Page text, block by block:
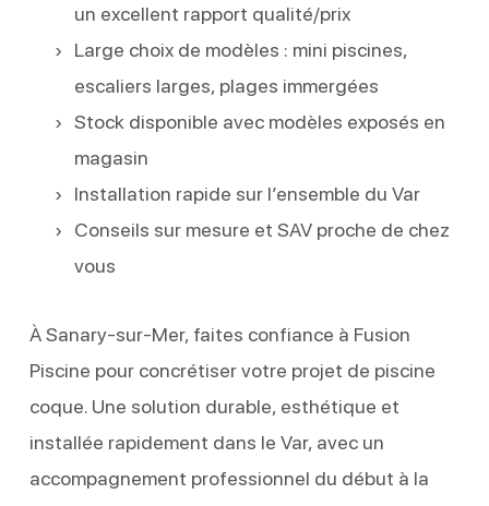
un excellent rapport qualité/prix
Large choix de modèles : mini piscines,
escaliers larges, plages immergées
Stock disponible avec modèles exposés en
magasin
Installation rapide sur l’ensemble du Var
Conseils sur mesure et SAV proche de chez
vous
À Sanary-sur-Mer, faites confiance à Fusion
Piscine pour concrétiser votre projet de piscine
coque. Une solution durable, esthétique et
installée rapidement dans le Var, avec un
accompagnement professionnel du début à la